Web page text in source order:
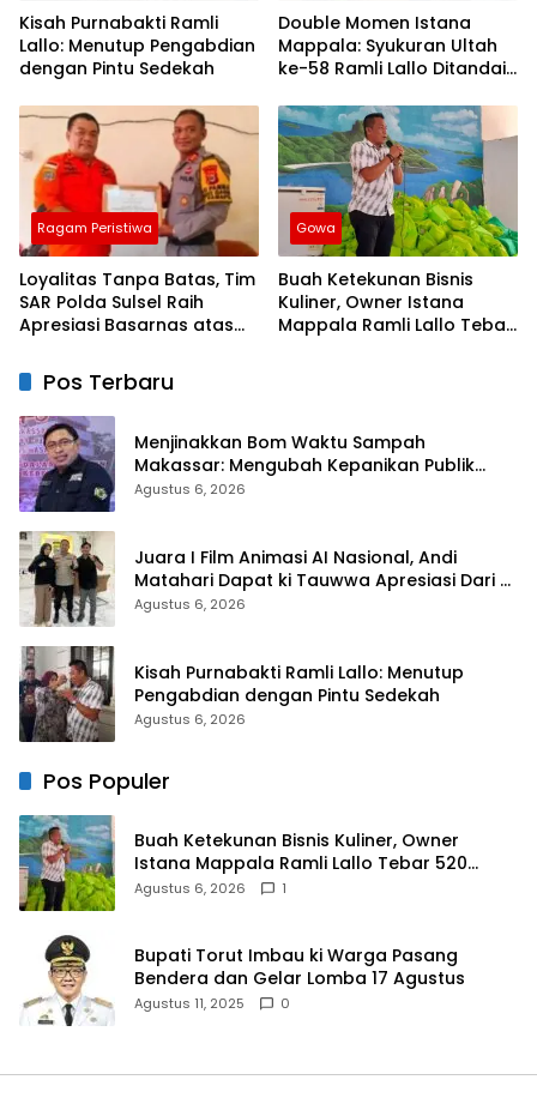
Kisah Purnabakti Ramli
Lallo: Menutup Pengabdian
dengan Pintu Sedekah
Double Momen Istana
Mappala: Syukuran Ultah
ke-58 Ramli Lallo Ditandai
Ibadah
Ragam Peristiwa
Loyalitas Tanpa Batas, Tim
SAR Polda Sulsel Raih
Apresiasi Basarnas atas
Gowa
Buah Ketekunan Bisnis
Kuliner, Owner Istana
Mappala Ramli Lallo Tebar
Pos Terbaru
Menjinakkan Bom Waktu Sampah
Makassar: Mengubah Kepanikan Publik
Menjadi Revolusi Berbasis RT
Agustus 6, 2026
Juara I Film Animasi AI Nasional, Andi
Matahari Dapat ki Tauwwa Apresiasi Dari
Kapolres Bulukumba
Agustus 6, 2026
Kisah Purnabakti Ramli Lallo: Menutup
Pengabdian dengan Pintu Sedekah
Agustus 6, 2026
Pos Populer
Buah Ketekunan Bisnis Kuliner, Owner
Istana Mappala Ramli Lallo Tebar 520
Paket Sembako di Gowa
Agustus 6, 2026 1
Bupati Torut Imbau ki Warga Pasang
Bendera dan Gelar Lomba 17 Agustus
Agustus 11, 2025 0